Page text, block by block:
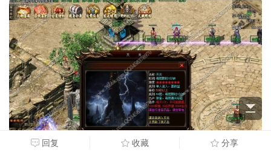
回复 收藏 分享